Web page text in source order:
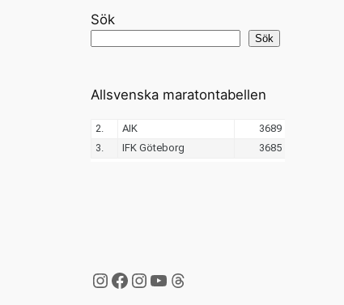
Sök
Sök
Allsvenska maratontabellen
Instagram
Facebook
Instagram
YouTube
Threads